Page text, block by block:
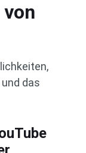
das